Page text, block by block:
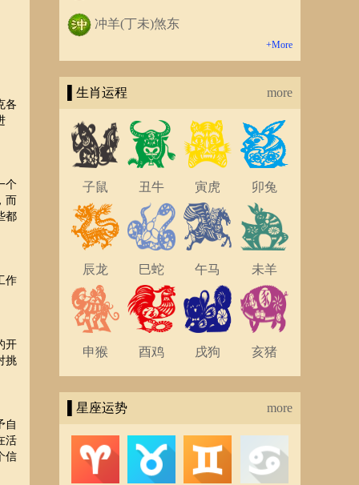
各
个
而
都
作
开
挑
自
活
信
冲羊(丁未)煞东
+More
▌生肖运程 more
子鼠 丑牛 寅虎 卯兔
辰龙 巳蛇 午马 未羊
申猴 酉鸡 戌狗 亥猪
▌星座运势 more